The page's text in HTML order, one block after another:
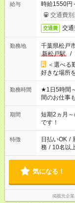
給与
時給1550
交通費別
交通費 交
勤務地
千葉県松戸
新松戸駅
/
＜選べ
好きな場所
勤務時間
★1日5時間
間のお仕事
庭の都合で
週最低15時
期間
短期2ヵ月
です！
特徴 日払いOK /
務 / 10名以
気になる！
掲載元企業